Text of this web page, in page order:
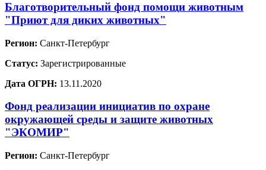
Благотворительный фонд помощи животным
"Приют для диких животных"
Регион: Санкт-Петербург
Статус: Зарегистрированные
Дата ОГРН: 13.11.2020
Фонд реализации инициатив по охране
окружающей среды и защите животных
"ЭКОМИР"
Регион: Санкт-Петербург